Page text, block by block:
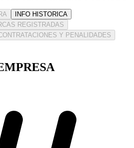
INFO HISTORICA
REGISTRADAS
Y PENALIDADES